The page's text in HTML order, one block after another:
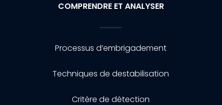
COMPRENDRE ET ANALYSER
Processus d’embrigadement
Techniques de destabilisation
Critère de détection